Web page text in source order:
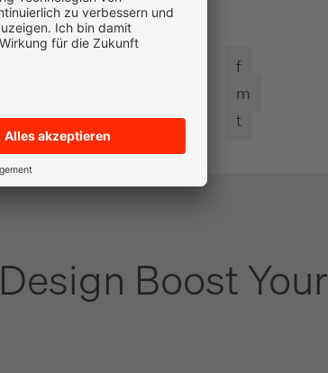
f
m
s
t
z
Boost Your